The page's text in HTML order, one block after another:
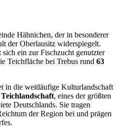
Hähnichen, der in besonderer
der Oberlausitz widerspiegelt.
ein zur Fischzucht genutzter
Teichfläche bei Trebus rund 63
in die weitläufige Kulturlandschaft
, eines der größten
Deutschlands. Sie tragen
der Region bei und prägen